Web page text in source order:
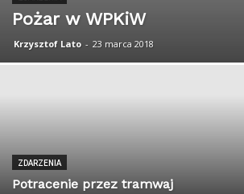
Pożar w WPKiW
Krzysztof Lato - 23 marca 2018
ZDARZENIA
Potracenie przez tramwaj